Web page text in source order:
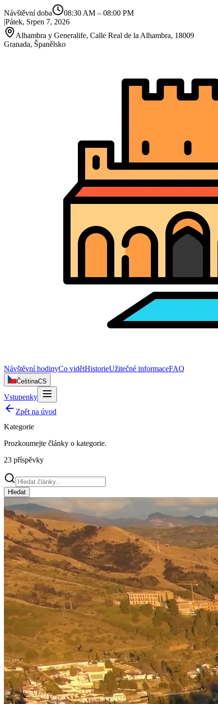
Návštěvní doba 08:30 AM – 08:00 PM
|Pátek, Srpen 7, 2026
Alhambra y Generalife, Calle Real de la Alhambra, 18009
Granada, Španělsko
Návštěvní hodinyCo vidětHistorieUžitečné informaceFAQ
ČeštinaCS
Vstupenky
Zpět na úvod
Kategorie
Prozkoumejte články o kategorie.
23 příspěvky
Hledat